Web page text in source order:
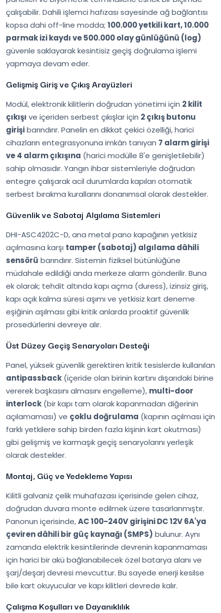
çalışabilir. Dahili işlemci hafızası sayesinde ağ bağlantısı
kopsa dahi off-line modda; 100.000 yetkili kart, 10.000
parmak izi kaydı ve 500.000 olay günlüğünü (log)
güvenle saklayarak kesintisiz geçiş doğrulama işlemi
yapmaya devam eder.
Gelişmiş Giriş ve Çıkış Arayüzleri
Modül, elektronik kilitlerin doğrudan yönetimi için 2 kilit
çıkışı ve içeriden serbest çıkışlar için 2 çıkış butonu
girişibarındırır. Panelin en dikkat çekici özelliği, harici
cihazların entegrasyonuna imkân tanıyan 7 alarm girişi
ve 4 alarm çıkışına (harici modülle 8'e genişletilebilir)
sahip olmasıdır. Yangın ihbar sistemleriyle doğrudan
entegre çalışarak acil durumlarda kapıları otomatik
serbest bırakma kurallarını donanımsal olarak destekler.
Güvenlik ve Sabotaj Algılama Sistemleri
DHI-ASC4202C-D, ana metal pano kapağının yetkisiz
açılmasına karşı tamper (sabotaj) algılama dâhili
sensörü barındırır. Sistemin fiziksel bütünlüğüne
müdahale edildiği anda merkeze alarm gönderilir. Buna
ek olarak; tehdit altında kapı açma (duress), izinsiz giriş,
kapı açık kalma süresi aşımı ve yetkisiz kart deneme
eşiğinin aşılması gibi kritik anlarda proaktif güvenlik
prosedürlerini devreye alır.
Üst Düzey Geçiş Senaryoları Desteği
Panel, yüksek güvenlik gerektiren kritik tesislerde kullanılan
antipassback (içeride olan birinin kartını dışarıdaki birine
vererek başkasını almasını engelleme), multi-door
interlock (bir kapı tam olarak kapanmadan diğerinin
açılamaması) ve çoklu doğrulama (kapının açılması için
farklı yetkilere sahip birden fazla kişinin kart okutması)
gibi gelişmiş ve karmaşık geçiş senaryolarını yerleşik
olarak destekler.
Montaj, Güç ve Yedekleme Yapısı
Kilitli galvaniz çelik muhafazası içerisinde gelen cihaz,
doğrudan duvara monte edilmek üzere tasarlanmıştır.
Panonun içerisinde,AC 100-240V girişini DC 12V 6A'ya
çeviren dâhili bir güç kaynağı (SMPS) bulunur. Aynı
zamanda elektrik kesintilerinde devrenin kapanmaması
için harici bir akü bağlanabilecek özel batarya alanı ve
şarj/deşarj devresi mevcuttur. Bu sayede enerji kesilse
bile kart okuyucular ve kapı kilitleri devrede kalır.
Çalışma Koşulları ve Dayanıklılık